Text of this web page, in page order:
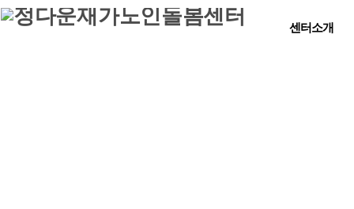
센터소개